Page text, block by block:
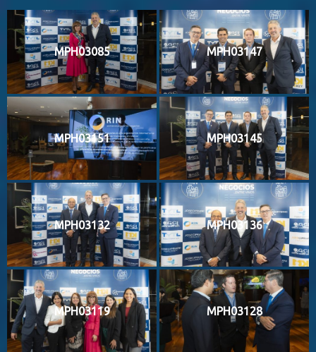
MPH03085 MPH03147
MPH03151 MPH03145
MPH03132 MPH03136
MPH03119 MPH03128